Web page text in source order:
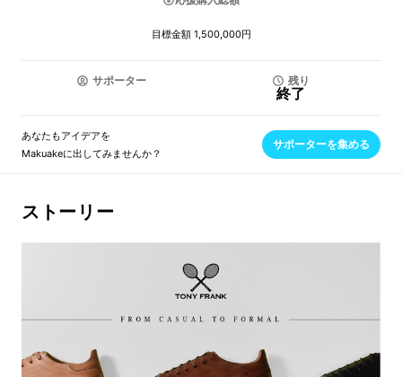
目標金額 1,500,000円
サポーター 残り
終了
あなたもアイデアを
Makuakeに出してみませんか？
サポーターを集める
ストーリー